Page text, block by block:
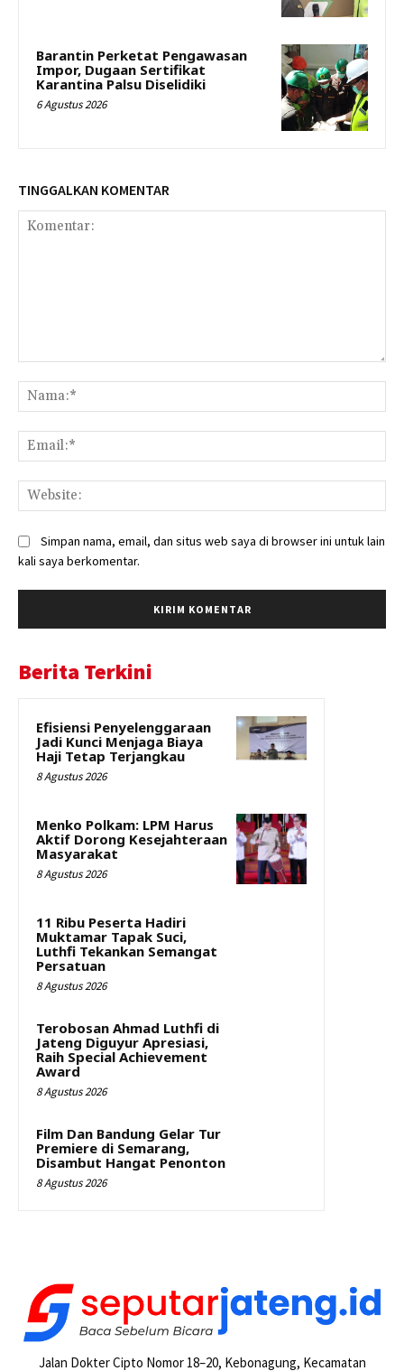
Barantin Perketat Pengawasan
Impor, Dugaan Sertifikat
Karantina Palsu Diselidiki
6 Agustus 2026
TINGGALKAN KOMENTAR
Simpan nama, email, dan situs web saya di browser ini untuk lain
kali saya berkomentar.
Berita Terkini
Efisiensi Penyelenggaraan
Jadi Kunci Menjaga Biaya
Haji Tetap Terjangkau
8 Agustus 2026
Menko Polkam: LPM Harus
Aktif Dorong Kesejahteraan
Masyarakat
8 Agustus 2026
11 Ribu Peserta Hadiri
Muktamar Tapak Suci,
Luthfi Tekankan Semangat
Persatuan
8 Agustus 2026
Terobosan Ahmad Luthfi di
Jateng Diguyur Apresiasi,
Raih Special Achievement
Award
8 Agustus 2026
Film Dan Bandung Gelar Tur
Premiere di Semarang,
Disambut Hangat Penonton
8 Agustus 2026
Jalan Dokter Cipto Nomor 18–20, Kebonagung, Kecamatan